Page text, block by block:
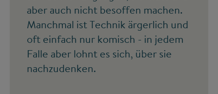
aber auch nicht besoffen machen.
Manchmal ist Technik ärgerlich und
oft einfach nur komisch - in jedem
Falle aber lohnt es sich, über sie
nachzudenken.